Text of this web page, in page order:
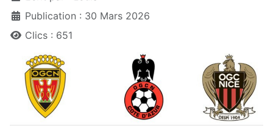
Publication : 30 Mars 2026
Clics : 651